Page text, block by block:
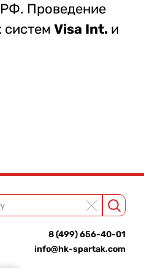
РФ. Проведение
систем Visa Int. и
8 (499) 656-40-01
info@hk-spartak.com